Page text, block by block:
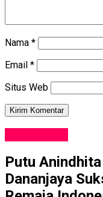
Nama *
Email *
Situs Web
Putu
Dananjaya